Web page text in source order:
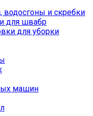
водосгоны и скребки
для швабр
для уборки
машин